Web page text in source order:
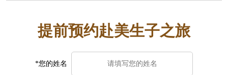
提前预约赴美生子之旅
*您的姓名